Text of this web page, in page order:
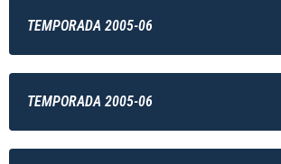
TEMPORADA 2005-06
TEMPORADA 2005-06